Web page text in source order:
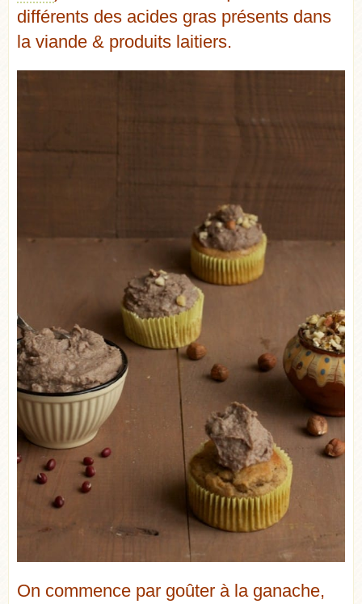
différents des acides gras présents dans
la viande & produits laitiers.
On commence par goûter à la ganache,